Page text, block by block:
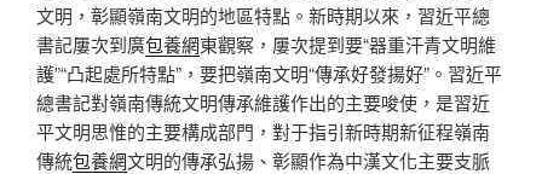
文明，彰顯嶺南文明的地區特點。新時期以來，習近平總
書記屢次到廣包養網東觀察，屢次提到要“器重汗青文明維
護”“凸起處所特點”，要把嶺南文明“傳承好發揚好”。習近平
總書記對嶺南傳統文明傳承維護作出的主要唆使，是習近
平文明思惟的主要構成部門，對于指引新時期新征程嶺南
傳統包養網文明的傳承弘揚、彰顯作為中漢文化主要支脈